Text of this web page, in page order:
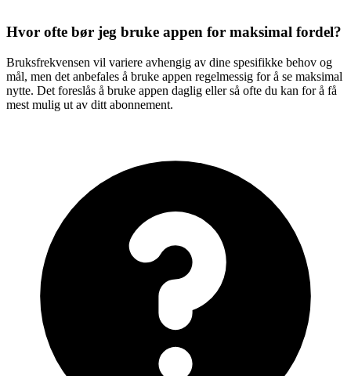
Hvor ofte bør jeg bruke appen for maksimal fordel?
Bruksfrekvensen vil variere avhengig av dine spesifikke behov og
mål, men det anbefales å bruke appen regelmessig for å se maksimal
nytte. Det foreslås å bruke appen daglig eller så ofte du kan for å få
mest mulig ut av ditt abonnement.